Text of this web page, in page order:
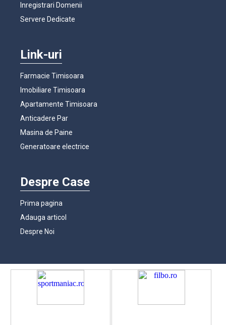
Inregistrari Domenii
Servere Dedicate
Link-uri
Farmacie Timisoara
Imobiliare Timisoara
Apartamente Timisoara
Anticadere Par
Masina de Paine
Generatoare electrice
Despre Case
Prima pagina
Adauga articol
Despre Noi